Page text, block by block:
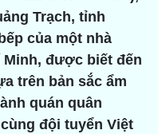
Trạch, tỉnh
của một nhà
Minh, được biết đến
trên bản sắc ẩm
quán quân
đội tuyển Việt